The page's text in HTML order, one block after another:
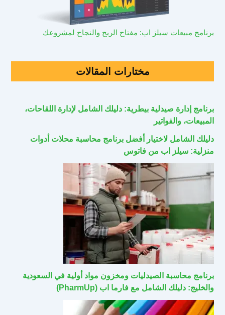
برنامج مبيعات سيلز اب: مفتاح الربح والنجاح لمشروعك
مختارات المقالات
برنامج إدارة صيدلية بيطرية: دليلك الشامل لإدارة اللقاحات،
المبيعات، والفواتير
دليلك الشامل لاختيار أفضل برنامج محاسبة محلات أدوات
منزلية: سيلز اب من فاتوس
برنامج محاسبة الصيدليات ومخزون مواد أولية في السعودية
والخليج: دليلك الشامل مع فارما اب (PharmUp)